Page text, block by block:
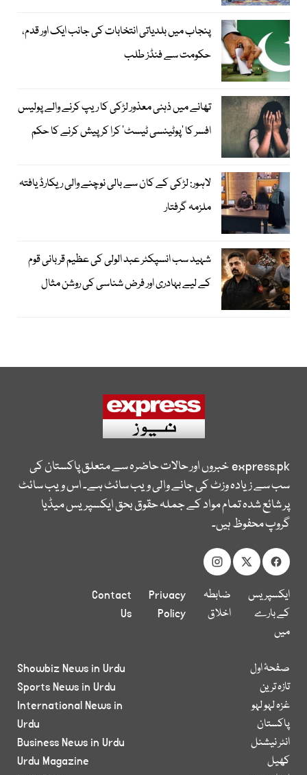
پنجاب میں بلدیاتی انتخابات کی جانب ایک اور قدم،
حکومت سے فنڈز طلب
تھانے میں ذہنی معذور لڑکی کا ریپ کرنے والے پولیس
افسر کا ’پوٹینسی ٹیسٹ‘ کرا کر پیش کرنے کا حکم
لاہور: لڑکی کے کان سے بالی نوچنے والی ریکارڈ یافتہ
ملزمہ گرفتار
شہید سب انسپکٹر عبد الولی کی عظیم قربانی قوم
کے لیے بہادری اور فرض شناسی کی روشن مثال
express.pkخبروں اور حالات حاضرہ سے متعلق پاکستان کی
سب سے زیادہ وزٹ کی جانے والی ویب سائٹ ہے۔ اس ویب سائٹ
پر شائع شدہ تمام مواد کے جملہ حقوق بحق ایکسپریس میڈیا
گروپ محفوظ ہیں۔
ایکسپریس
کے بارے
میں
ضابطہ
اخلاق
Privacy
Policy
Contact
Us
صفحۂ اول
تازہ ترین
غزہ لہو لہو
پاکستان
انٹر نیشنل
کھیل
Showbiz News in Urdu
Sports News in Urdu
International News in
Urdu
Business News in Urdu
Urdu Magazine